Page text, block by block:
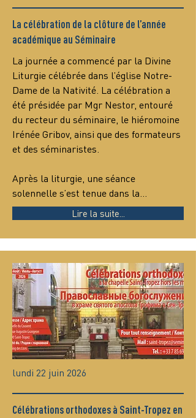
La célébration de la clôture de l’année
académique au Séminaire
La journée a commencé par la Divine
Liturgie célébrée dans l’église Notre-
Dame de la Nativité. La célébration a
été présidée par Mgr Nestor, entouré
du recteur du séminaire, le hiéromoine
Irénée Gribov, ainsi que des formateurs
et des séminaristes.
Après la liturgie, une séance
solennelle s’est tenue dans la…
Lire la suite...
lundi 22 juin 2026
Célébrations orthodoxes à Saint-Tropez en